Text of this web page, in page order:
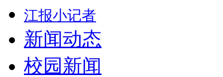
江报小记者
新闻动态
校园新闻